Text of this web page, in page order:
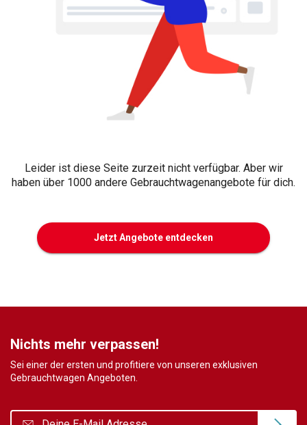
Leider ist diese Seite zurzeit nicht verfügbar. Aber wir
haben über 1000 andere Gebrauchtwagenangebote für dich.
Jetzt Angebote entdecken
Nichts mehr verpassen!
Sei einer der ersten und profitiere von unseren exklusiven
Gebrauchtwagen Angeboten.